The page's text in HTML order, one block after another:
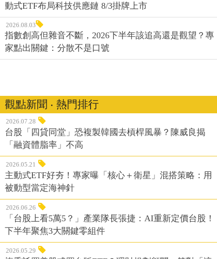
動式ETF布局科技供應鏈 8/3掛牌上市
2026.08.03
指數創高但雜音不斷，2026下半年該追高還是觀望？專
家點出關鍵：分散不是口號
觀點新聞 ‧ 熱門排行
2026.07.28
台股「四貸同堂」恐複製韓國去槓桿風暴？陳威良揭
「融資體脂率」不高
2026.05.21
主動式ETF好夯！專家曝「核心＋衛星」混搭策略：用
被動型當定海神針
2026.06.26
「台股上看5萬5？」產業隊長張捷：AI重新定價台股！
下半年聚焦3大關鍵零組件
2026.05.29